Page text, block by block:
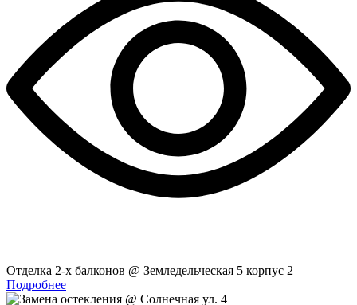
Отделка 2-x балконов @ Земледельческая 5 корпус 2
Подробнее